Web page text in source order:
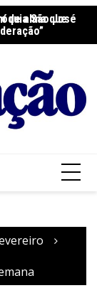
de alma que
São José